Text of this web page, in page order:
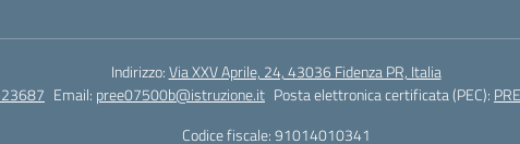
Indirizzo:Via XXV Aprile, 24, 43036 Fidenza PR, Italia
Email: pree07500b@istruzione.it Posta elettronica certificata (PEC):
Codice fiscale: 91014010341